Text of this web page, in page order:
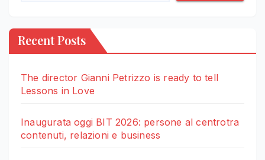
Recent Posts
The director Gianni Petrizzo is ready to tell
Lessons in Love
Inaugurata oggi BIT 2026: persone al centrotra
contenuti, relazioni e business